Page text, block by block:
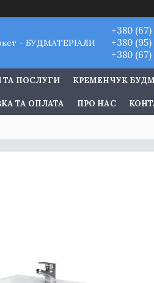
- БУДМАТЕРІАЛИ
+380
+380
+380
ТА ПОСЛУГИ КРЕМЕНЧУК
ТА ОПЛАТА ПРО НАС